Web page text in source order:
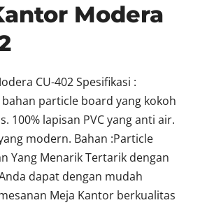
Modera
CU-402 Spesifikasi :
particle board yang kokoh
100% lapisan PVC yang anti air.
modern. Bahan :Particle
Yang Menarik Tertarik dengan
dapat dengan mudah
Meja Kantor berkualitas